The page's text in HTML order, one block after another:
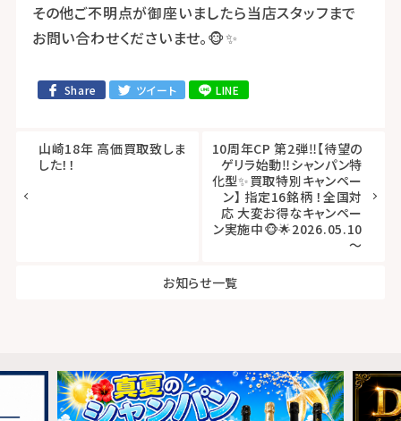
その他ご不明点が御座いましたら当店スタッフまで
お問い合わせくださいませ。🐵✨
Share ツイート LINE
山崎18年 高価買取致しま
した！！
10周年CP 第2弾‼️【待望の
ゲリラ始動‼️シャンパン特
化型✨買取特別キャンペー
ン】 指定16銘柄 ！全国対
応 大変お得なキャンペー
ン実施中🐵🌟2026.05.10
～
お知らせ一覧